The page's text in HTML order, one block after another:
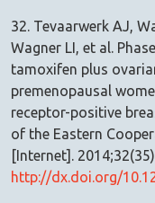
32. Tevaarwerk AJ,
Wagner LI, et al.
tamoxifen plus
premenopausal
receptor-positive
of the Eastern
[Internet].
http://dx.doi.org/